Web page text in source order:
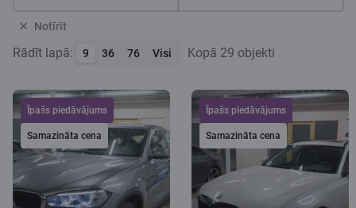
Notīrīt
Rādīt lapā: 9 36 76 Visi Kopā 29 objekti
Īpašs piedāvājums
Samazināta cena
Īpašs piedāvājums
Samazināta cena